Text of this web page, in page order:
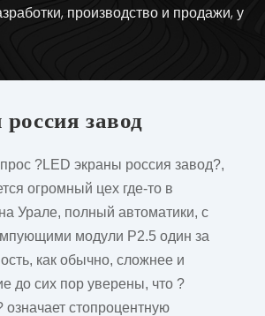
производство и продажи, у
завод
?LED экраны россия завод?,
огромный цех где-то в
Урале, полный автоматики, с
модули P2.5 один за
как обычно, сложнее и
до сих пор уверены, что ?
означает стопроцентную